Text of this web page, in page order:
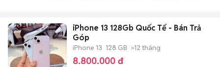
iPhone 13 128Gb Quốc Tế - Bán Trả
Góp
iPhone 13 128 GB >12 tháng
8.800.000 đ